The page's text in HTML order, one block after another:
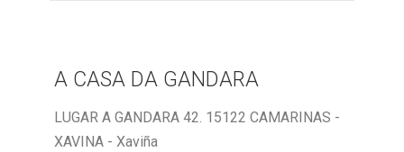
A CASA DA GANDARA
LUGAR A GANDARA 42. 15122 CAMARINAS -
XAVINA - Xaviña